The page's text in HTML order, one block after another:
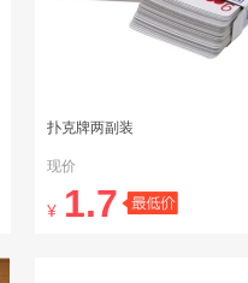
扑克牌两副装
现价
¥ 1.7